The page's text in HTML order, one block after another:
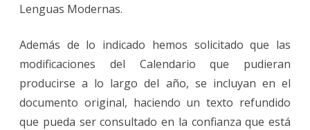
Lenguas Modernas.
Además de lo indicado hemos solicitado que las
modificaciones del Calendario que pudieran
producirse a lo largo del año, se incluyan en el
documento original, haciendo un texto refundido
que pueda ser consultado en la confianza que está